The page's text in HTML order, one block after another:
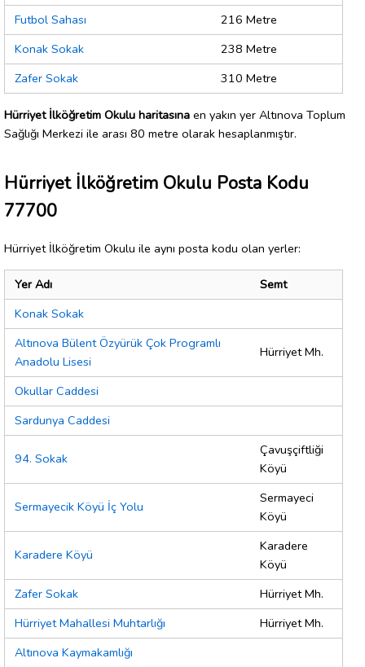
Futbol Sahası
216 Metre
Konak Sokak
238 Metre
Zafer Sokak
310 Metre
Hürriyet İlköğretim Okulu haritasına en yakın yer Altınova Toplum
Sağlığı Merkezi ile arası 80 metre olarak hesaplanmıştır.
Hürriyet İlköğretim Okulu Posta Kodu
77700
Hürriyet İlköğretim Okulu ile aynı posta kodu olan yerler:
Yer Adı
Semt
Konak Sokak
Altınova Bülent Özyürük Çok Programlı
Anadolu Lisesi
Hürriyet Mh.
Okullar Caddesi
Sardunya Caddesi
94. Sokak
Çavuşçiftliği
Köyü
Sermayecik Köyü İç Yolu
Sermayeci
Köyü
Karadere Köyü
Karadere
Köyü
Zafer Sokak
Hürriyet Mh.
Hürriyet Mahallesi Muhtarlığı
Hürriyet Mh.
Altınova Kaymakamlığı